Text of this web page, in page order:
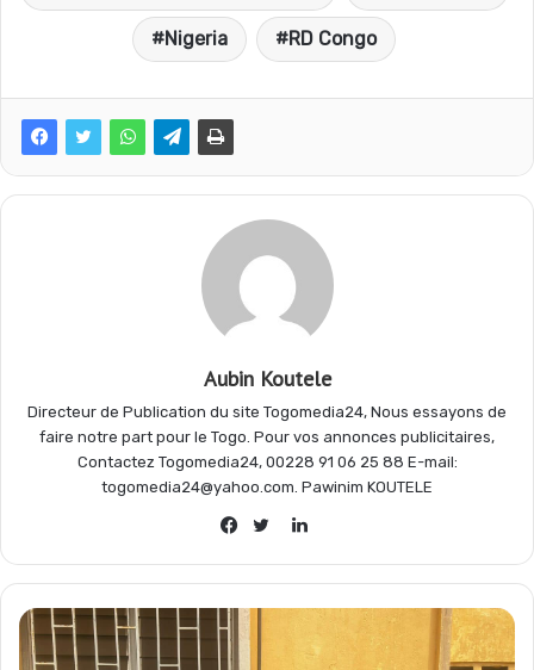
o
t
A
e
r
a
g
Nigeria RD Congo
Aubin Koutele
Directeur de Publication du site Togomedia24, Nous essayons de
faire notre part pour le Togo. Pour vos annonces publicitaires,
Contactez Togomedia24, 00228 91 06 25 88 E-mail:
togomedia24@yahoo.com. Pawinim KOUTELE
Linkedin